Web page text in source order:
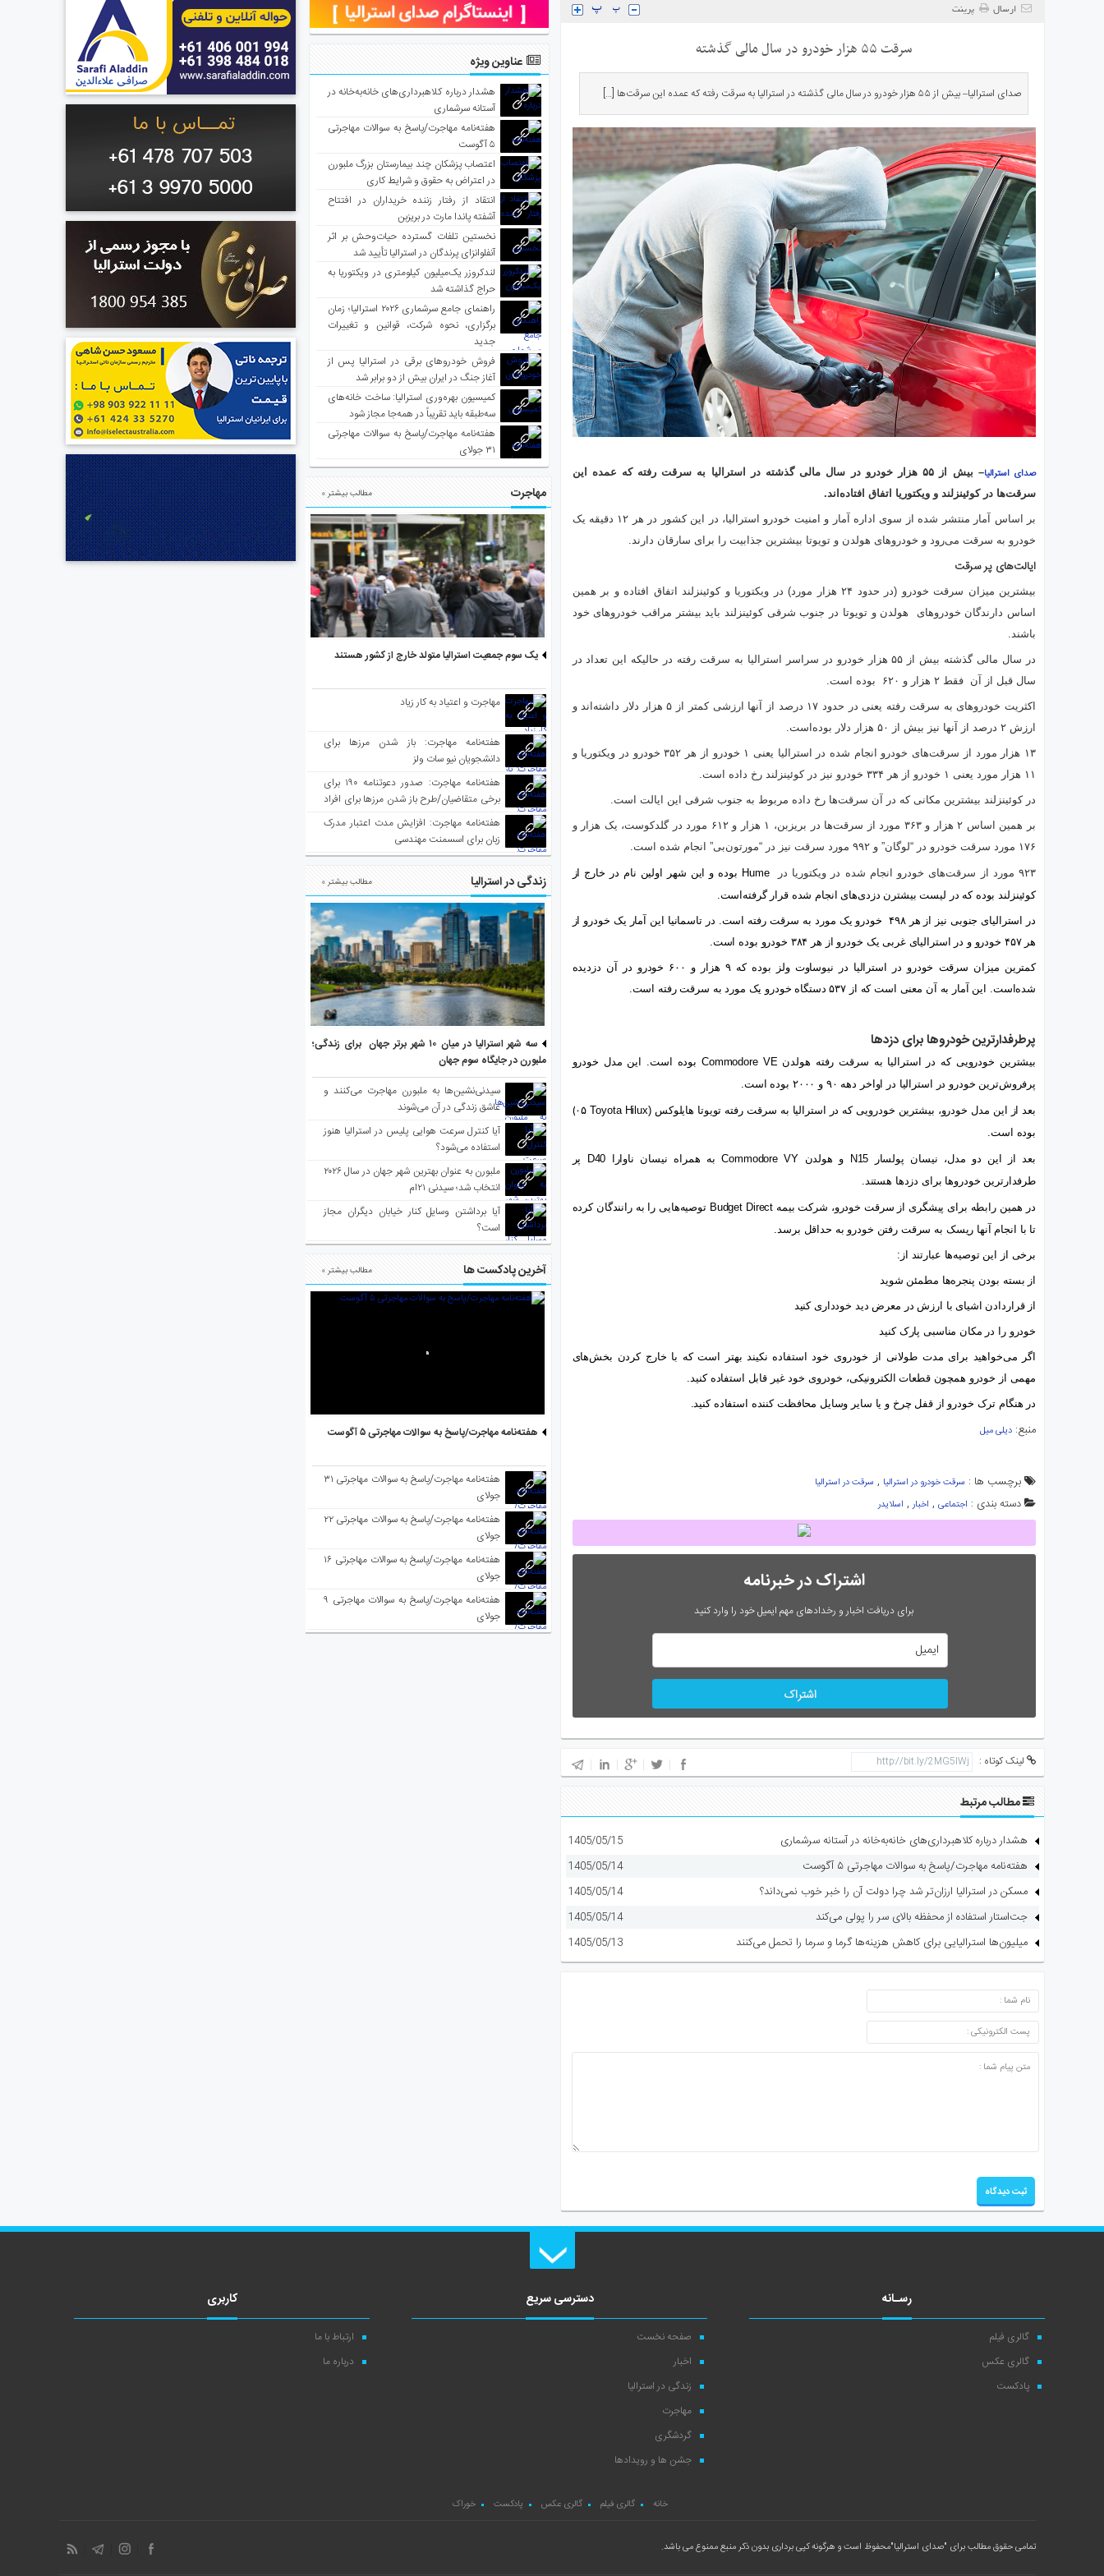
ارسال پرینت
سرقت ۵۵ هزار خودرو در سال مالی گذشته
صدای استرالیا– بیش از ۵۵ هزار خودرو در سال مالی گذشته در استرالیا به سرقت رفته که عمده این سرقت‌ها […]
صدای استرالیا
– بیش از ۵۵ هزار خودرو در سال مالی گذشته در استرالیا به سرقت رفته که عمده این
سرقت‌ها در کوئینزلند و ویکتوریا اتفاق افتاده‌اند.
بر اساس آمار منتشر شده از سوی اداره آمار و امنیت خودرو استرالیا، در این کشور در هر ۱۲ دقیقه یک
خودرو به سرقت می‌رود و خودروهای هولدن و تویوتا بیشترین جذابیت را برای سارقان دارند.
ایالت‌های پر سرقت
بیشترین میزان سرقت خودرو (در حدود ۲۴ هزار مورد) در ویکتوریا و کوئینزلند اتفاق افتاده و بر همین
اساس دارندگان خودروهای هولدن و تویوتا در جنوب شرقی کوئینزلند باید بیشتر مراقب خودروهای خود
باشند.
در سال مالی گذشته بیش از ۵۵ هزار خودرو در سراسر استرالیا به سرقت رفته در حالیکه این تعداد در
سال قبل از آن فقط ۲ هزار و ۶۲۰ بوده است.
اکثریت خودروهای به سرقت رفته یعنی در حدود ۱۷ درصد از آنها ارزشی کمتر از ۵ هزار دلار داشته‌اند و
ارزش ۲ درصد از آنها نیز بیش از ۵۰ هزار دلار بوده‌است.
۱۳ هزار مورد از سرقت‌های خودرو انجام شده در استرالیا یعنی ۱ خودرو از هر ۳۵۲ خودرو در ویکتوریا و
۱۱ هزار مورد یعنی ۱ خودرو از هر ۳۳۴ خودرو نیز در کوئینزلند رخ داده است.
در کوئینزلند بیشترین مکانی که در آن سرقت‌ها رخ داده مربوط به جنوب شرقی این ایالت است.
بر همین اساس ۲ هزار و ۳۶۳ مورد از سرقت‌ها در بریزبن، ۱ هزار و ۶۱۲ مورد در گلدکوست، یک هزار و
۱۷۶ مورد سرقت خودرو در “لوگان” و ۹۹۲ مورد سرقت نیز در “مورتون‌بی” انجام شده است.
۹۲۳ مورد از سرقت‌های خودرو انجام شده در ویکتوریا در Hume بوده و این شهر اولین نام در خارج از
کوئینزلند بوده که در لیست بیشترن دزدی‌های انجام شده قرار گرفته‌است.
در استرالیای جنوبی نیز از هر ۴۹۸ خودرو یک مورد به سرقت رفته است. در تاسمانیا این آمار یک خودرو از
هر ۴۵۷ خودرو و در استرالیای غربی یک خودرو از هر ۳۸۴ خودرو بوده است.
کمترین میزان سرقت خودرو در استرالیا در نیوساوت ولز بوده که ۹ هزار و ۶۰۰ خودرو در آن دزدیده
شده‌است. این آمار به آن معنی است که از ۵۳۷ دستگاه خودرو یک مورد به سرقت رفته است.
پرطرفدارترین خودروها برای دزدها
بیشترین خودرویی که در استرالیا به سرقت رفته هولدن Commodore VE بوده است. این مدل خودرو
پرفروش‌ترین خودرو در استرالیا در اواخر دهه ۹۰ و ۲۰۰۰ بوده است.
بعد از این مدل خودرو، بیشترین خودرویی که در استرالیا به سرقت رفته تویوتا هایلوکس (۰۵ Toyota Hilux)
بوده است.
بعد از این دو مدل، نیسان پولسار N15 و هولدن Commodore VY به همراه نیسان ناوارا D40 پر
طرفدارترین خودروها برای دزدها هستند.
در همین رابطه برای پیشگری از سرقت خودرو، شرکت بیمه Budget Direct توصیه‌هایی را به رانندگان کرده
تا با انجام آنها ریسک به سرقت رفتن خودرو به حداقل برسد.
برخی از این توصیه‌ها عبارتند از:
از بسته بودن پنجره‌ها مطمئن شوید
از قراردادن اشیای با ارزش در معرض دید خودداری کنید
خودرو را در مکان مناسبی پارک کنید
اگر می‌خواهید برای مدت طولانی از خودروی خود استفاده نکیند بهتر است که با خارج کردن بخش‌های
مهمی از خودرو همچون قطعات الکترونیکی، خودروی خود غیر قابل استفاده کنید.
در هنگام ترک خودرو از قفل چرخ و یا سایر وسایل محافظت کننده استفاده کنید.
منبع: دیلی میل
برچسب ها : سرقت خودرو در استرالیا , سرقت در استرالیا
دسته بندی : اجتماعی , اخبار, اسلایدر
اشتراک در خبرنامه
برای دریافت اخبار و رخدادهای مهم ایمیل خود را وارد کنید
اشتراک
لینک کوتاه :
مطالب مرتبط
هشدار درباره کلاهبرداری‌های خانه‌به‌خانه در آستانه سرشماری 1405/05/15
هفته‌نامه مهاجرت/پاسخ به سوالات مهاجرتی ۵ آگوست 1405/05/14
مسکن در استرالیا ارزان‌تر شد چرا دولت آن را خبر خوب نمی‌داند؟ 1405/05/14
جت‌استار استفاده از محفظه بالای سر را پولی می‌کند 1405/05/14
میلیون‌ها استرالیایی برای کاهش هزینه‌ها گرما و سرما را تحمل می‌کنند 1405/05/13
ارسال دیدگاه
عناوین ویژه
هشدار درباره کلاهبرداری‌های خانه‌به‌خانه در
آستانه سرشماری
هفته‌نامه مهاجرت/پاسخ به سوالات مهاجرتی
۵ آگوست
اعتصاب پزشکان چند بیمارستان بزرگ ملبورن
در اعتراض به حقوق و شرایط کاری
انتقاد از رفتار زننده خریداران در افتتاح
آشفته پاندا مارت در بریزبن
نخستین تلفات گسترده حیات‌وحش بر اثر
آنفلوانزای پرندگان در استرالیا تأیید شد
لندکروزر یک‌میلیون کیلومتری در ویکتوریا به
حراج گذاشته شد
راهنمای جامع سرشماری ۲۰۲۶ استرالیا؛ زمان
برگزاری، نحوه شرکت، قوانین و تغییرات
جدید
فروش خودروهای برقی در استرالیا پس از
آغاز جنگ در ایران بیش از دو برابر شد
کمیسیون بهره‌وری استرالیا: ساخت خانه‌های
سه‌طبقه باید تقریباً در همه‌جا مجاز شود
هفته‌نامه مهاجرت/پاسخ به سوالات مهاجرتی
۳۱ جولای
مهاجرت مطالب بیشتر »
یک سوم جمعیت استرالیا متولد خارج از کشور هستند
مهاجرت و اعتیاد به کار زیاد
هفته‌نامه مهاجرت: باز شدن مرزها برای
دانشجویان نیو سات ولز
هفته‌نامه مهاجرت: صدور دعوتنامه ۱۹۰ برای
برخی متقاضیان/طرح باز شدن مرزها برای افراد
واکسینه شده
هفته‌نامه مهاجرت: افزایش مدت اعتبار مدرک
زبان برای اسسمنت مهندسی
زندگی در استرالیا مطالب بیشتر »
سه شهر استرالیا در میان ۱۰ شهر برتر جهان برای زندگی؛
ملبورن در جایگاه سوم جهان
سیدنی‌نشین‌ها به ملبورن مهاجرت می‌کنند و
عاشق زندگی در آن می‌شوند
آیا کنترل سرعت هوایی پلیس در استرالیا هنوز
استفاده می‌شود؟
ملبورن به عنوان بهترین شهر جهان در سال ۲۰۲۶
انتخاب شد؛ سیدنی ۲۱‌ام
آیا برداشتن وسایل کنار خیابان دیگران مجاز
است؟
آخرین پادکست ها مطالب بیشتر »
هفته‌نامه مهاجرت/پاسخ به سوالات مهاجرتی ۵ آگوست
هفته‌نامه مهاجرت/پاسخ به سوالات مهاجرتی ۳۱
جولای
هفته‌نامه مهاجرت/پاسخ به سوالات مهاجرتی ۲۲
جولای
هفته‌نامه مهاجرت/پاسخ به سوالات مهاجرتی ۱۶
جولای
هفته‌نامه مهاجرت/پاسخ به سوالات مهاجرتی ۹
جولای
رسـانه
گالری فیلم
گالری عکس
پادکست
دسترسی سریع
صفحه نخست
اخبار
زندگی در استرالیا
مهاجرت
گردشگری
جشن ها و رویدادها
کاربری
ارتباط با ما
درباره ما
خانه گالری فیلم گالری عکس پادکست خوراک
تمامی حقوق مطالب برای "صدای استرالیا"محفوظ است و هرگونه کپی برداری بدون ذکر منبع ممنوع می باشد.